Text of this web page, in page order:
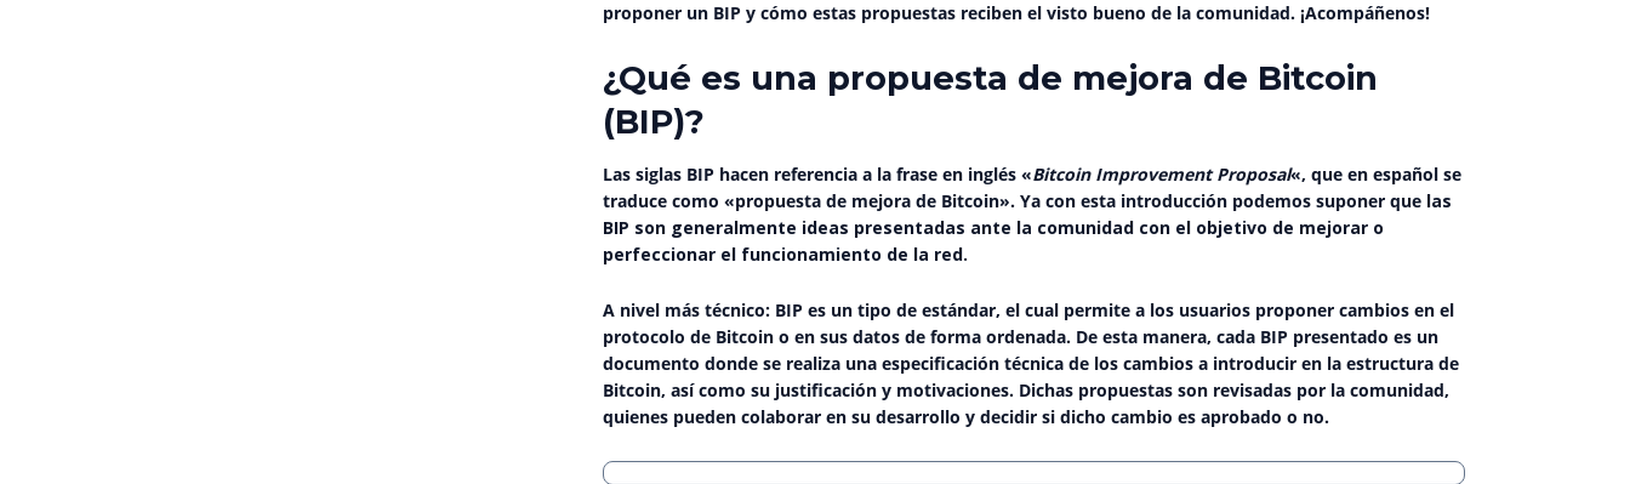
proponer un BIP y cómo estas propuestas reciben el visto bueno de la comunidad. ¡Acompáñenos!
¿Qué es una propuesta de mejora de Bitcoin
(BIP)?
Las siglas BIP hacen referencia a la frase en inglés «Bitcoin Improvement Proposal«, que en español se
traduce como «propuesta de mejora de Bitcoin». Ya con esta introducción podemos suponer que las
BIP son generalmente ideas presentadas ante la comunidad con el objetivo de mejorar o
perfeccionar el funcionamiento de la red.
A nivel más técnico: BIP es un tipo de estándar, el cual permite a los usuarios proponer cambios en el
protocolo de Bitcoin o en sus datos de forma ordenada. De esta manera, cada BIP presentado es un
documento donde se realiza una especificación técnica de los cambios a introducir en la estructura de
Bitcoin, así como su justificación y motivaciones. Dichas propuestas son revisadas por la comunidad,
quienes pueden colaborar en su desarrollo y decidir si dicho cambio es aprobado o no.